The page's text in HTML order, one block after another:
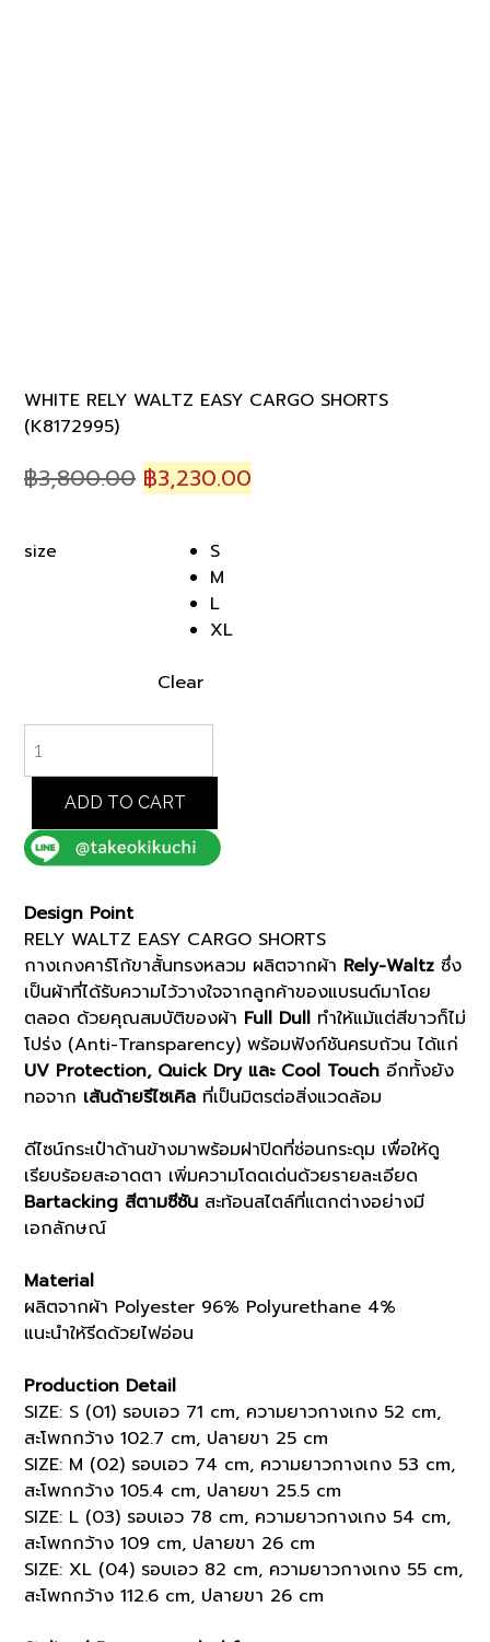
WHITE RELY WALTZ EASY CARGO SHORTS
(K8172995)
฿3,800.00 Original
฿3,800.00.
฿3,230.00
size
S
M
L
XL
Clear
RELY
WALTZ
CARGO
SHORTS
(K8172995)
ADD TO CART
Design Point
RELY WALTZ EASY CARGO SHORTS
กางเกงคาร์โก้ขาสั้นทรงหลวม ผลิตจากผ้า Rely-Waltz ซึ่ง
เป็นผ้าที่ได้รับความไว้วางใจจากลูกค้าของแบรนด์มาโดย
ตลอด ด้วยคุณสมบัติของผ้า Full Dull ทำให้แม้แต่สีขาวก็ไม่
โปร่ง (Anti-Transparency) พร้อมฟังก์ชันครบถ้วน ได้แก่
UV Protection, Quick Dry และ Cool Touch อีกทั้งยัง
ทอจาก เส้นด้ายรีไซเคิล ที่เป็นมิตรต่อสิ่งแวดล้อม
ดีไซน์กระเป๋าด้านข้างมาพร้อมฝาปิดที่ซ่อนกระดุม เพื่อให้ดู
เรียบร้อยสะอาดตา เพิ่มความโดดเด่นด้วยรายละเอียด
Bartacking สีตามซีซัน สะท้อนสไตล์ที่แตกต่างอย่างมี
เอกลักษณ์
Material
ผลิตจากผ้า Polyester 96% Polyurethane 4%
แนะนำให้รีดด้วยไฟอ่อน
Production Detail
SIZE: S (01) รอบเอว 71 cm, ความยาวกางเกง 52 cm,
สะโพกกว้าง 102.7 cm, ปลายขา 25 cm
SIZE: M (02) รอบเอว 74 cm, ความยาวกางเกง 53 cm,
สะโพกกว้าง 105.4 cm, ปลายขา 25.5 cm
SIZE: L (03) รอบเอว 78 cm, ความยาวกางเกง 54 cm,
สะโพกกว้าง 109 cm, ปลายขา 26 cm
SIZE: XL (04) รอบเอว 82 cm, ความยาวกางเกง 55 cm,
สะโพกกว้าง 112.6 cm, ปลายขา 26 cm